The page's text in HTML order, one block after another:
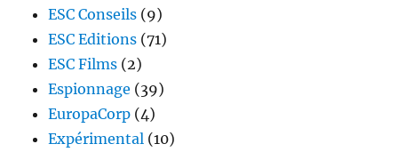
ESC Conseils (9)
ESC Editions (71)
ESC Films (2)
Espionnage (39)
EuropaCorp (4)
Expérimental (10)